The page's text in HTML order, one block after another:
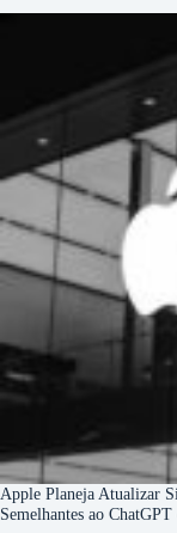
Apple Planeja Atualizar
Semelhantes ao